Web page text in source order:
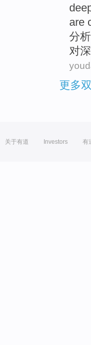
are
分析
对深
更多
关于有道 Investors 有